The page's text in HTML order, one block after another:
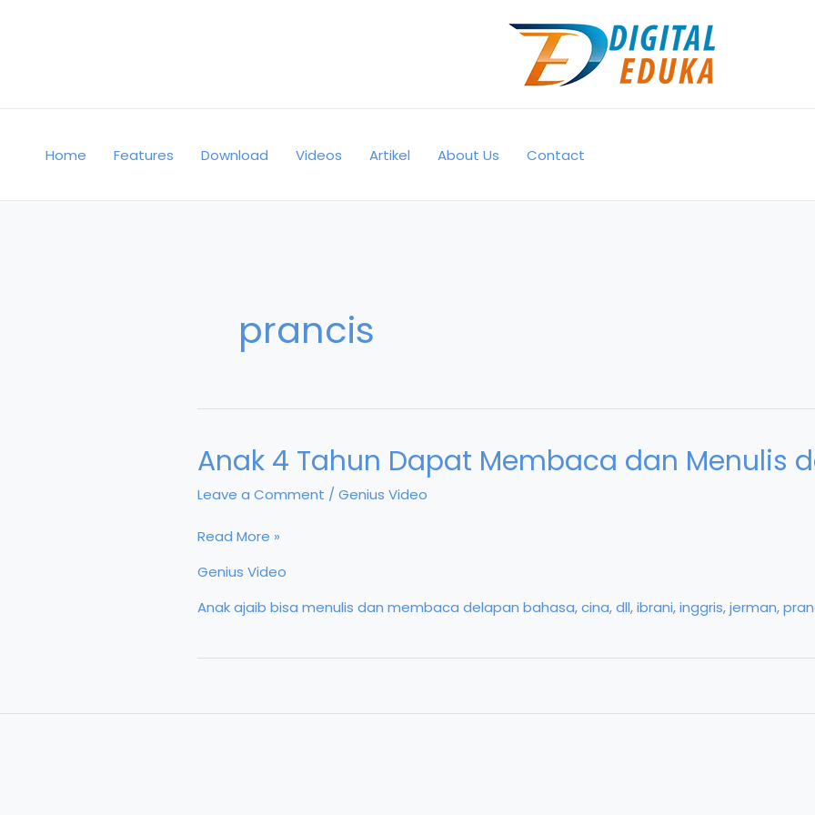
Home Features Download Videos Artikel About Us Contact
prancis
Anak 4 Tahun Dapat Membaca dan Menulis
Leave a Comment / Genius Video
Anak
Dapat
dan
Read More »
Genius Video
Anak ajaib bisa menulis dan membaca delapan bahasa,cina,dll,ibrani,inggris,jerman,